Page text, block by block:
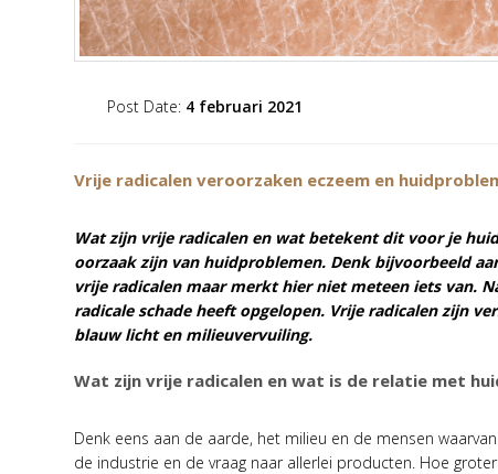
Post Date: 4 februari 2021
Vrije radicalen veroorzaken eczeem en
Wat zijn vrije radicalen en wat betekent dit voor je
oorzaak zijn van huidproblemen. Denk bijvoorbeeld
vrije radicalen maar merkt hier niet meteen iets van.
radicale schade heeft opgelopen. Vrije radicalen zijn
blauw licht en milieuvervuiling.
Wat zijn vrije radicalen en wat is de relatie met
Denk eens aan de aarde, het milieu en de mensen
de industrie en de vraag naar allerlei producten. Hoe